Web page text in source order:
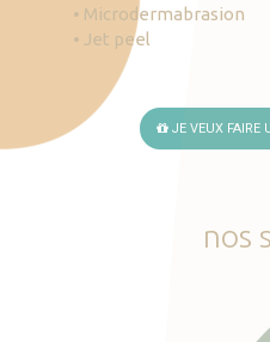
• Microdermabrasion
• Jet peel
JE VEUX FAIRE
nos